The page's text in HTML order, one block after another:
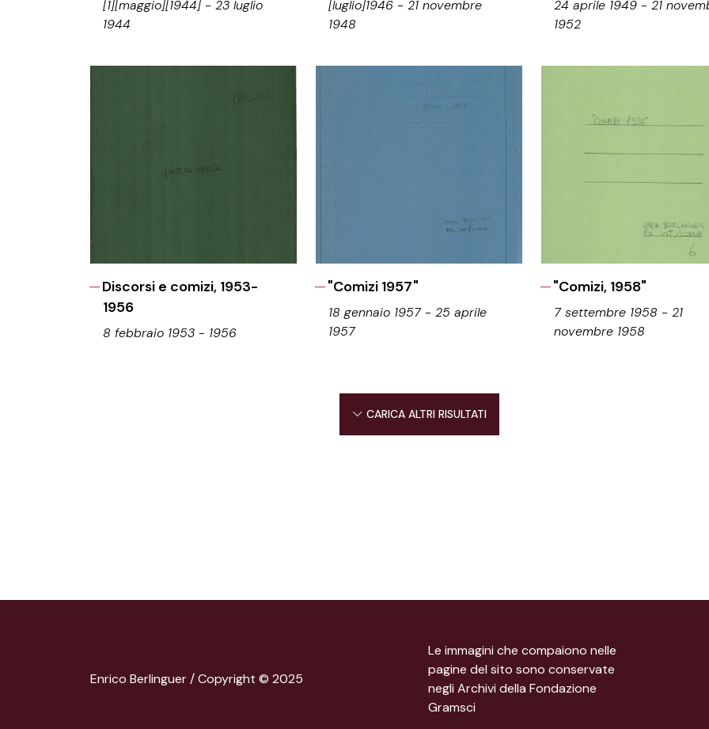
[1][maggio][1944] - 23 luglio
1944
[luglio]1946 - 21 novembre
1948
24 aprile 1949 - 21
1952
Discorsi e comizi, 1953-
1956
8 febbraio 1953 - 1956
"Comizi 1957"
18 gennaio 1957 - 25 aprile
1957
"Comizi, 1958"
7 settembre 1958 - 21
novembre 1958
CARICA ALTRI RISULTATI
Enrico Berlinguer / Copyright © 2025
Le immagini che compaiono nelle
pagine del sito sono conservate
negli Archivi della Fondazione
Gramsci